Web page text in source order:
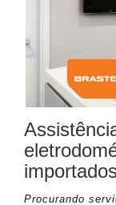
Procurando